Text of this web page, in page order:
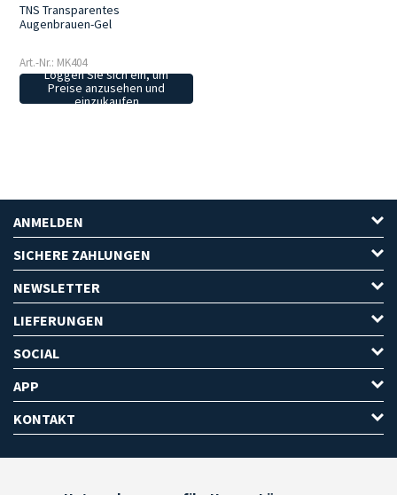
TNS Transparentes
Augenbrauen-Gel
Art.-Nr.: MK404
Loggen Sie sich ein, um
Preise anzusehen und
einzukaufen
ANMELDEN
SICHERE ZAHLUNGEN
NEWSLETTER
LIEFERUNGEN
SOCIAL
APP
KONTAKT